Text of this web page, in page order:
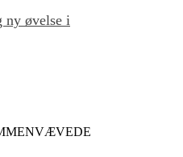
ny øvelse i